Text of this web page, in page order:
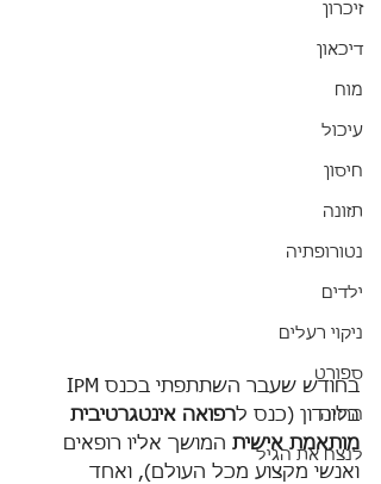
זיכרון
דיכאון
מוח
עיכול
חיסון
תזונה
נטורופתיה
ילדים
ניקוי רעלים
ספורט
הרזיה
לנצח את הגיל
בלונדון (כנס לרפואה אינטגרטיבית
מותאמת אישית המושך אליו רופאים
ואנשי מקצוע מכל העולם), ואחד